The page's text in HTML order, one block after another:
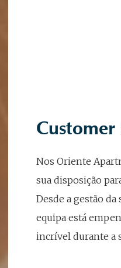
Customer
Nos Oriente
sua disposição
Desde a gestão
equipa está
incrível durante a